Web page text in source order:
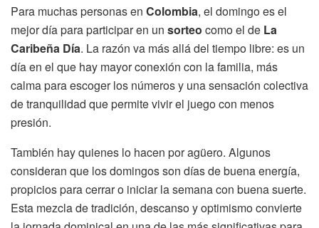
Para muchas personas en Colombia, el domingo es el
mejor día para participar en un sorteo como el de La
Caribeña Día. La razón va más allá del tiempo libre: es un
día en el que hay mayor conexión con la familia, más
calma para escoger los números y una sensación colectiva
de tranquilidad que permite vivir el juego con menos
presión.
También hay quienes lo hacen por agüero. Algunos
consideran que los domingos son días de buena energía,
propicios para cerrar o iniciar la semana con buena suerte.
Esta mezcla de tradición, descanso y optimismo convierte